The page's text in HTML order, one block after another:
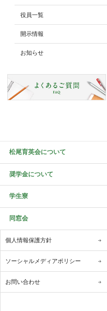
役員一覧
開示情報
お知らせ
松尾育英会について
奨学金について
学生寮
同窓会
個人情報保護方針
ソーシャルメディアポリシー
お問い合わせ